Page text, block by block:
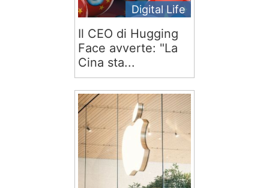
Digital Life
Il CEO di Hugging
Face avverte: "La
Cina sta...